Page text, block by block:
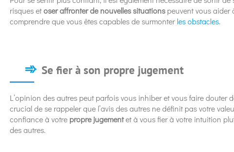
risques etoser affronter de nouvelles situationspeuvent vous aider
comprendre que vous êtes capables de surmonterles obstacles.
Se fier à son propre jugement
L’opinion des autres peut parfois vous inhiber et vous faire douter
crucial de se rappeler que l’avis des autres ne définit pas votre
confiance à votre propre jugementet à vous fier à votre intuition
des autres.